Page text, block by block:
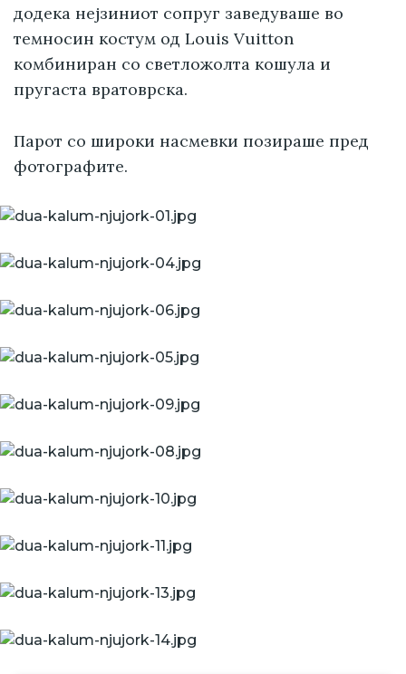
додека нејзиниот сопруг заведуваше во
темносин костум од Louis Vuitton
комбиниран со светложолта кошула и
пругаста вратоврска.
Парот со широки насмевки позираше пред
фотографите.